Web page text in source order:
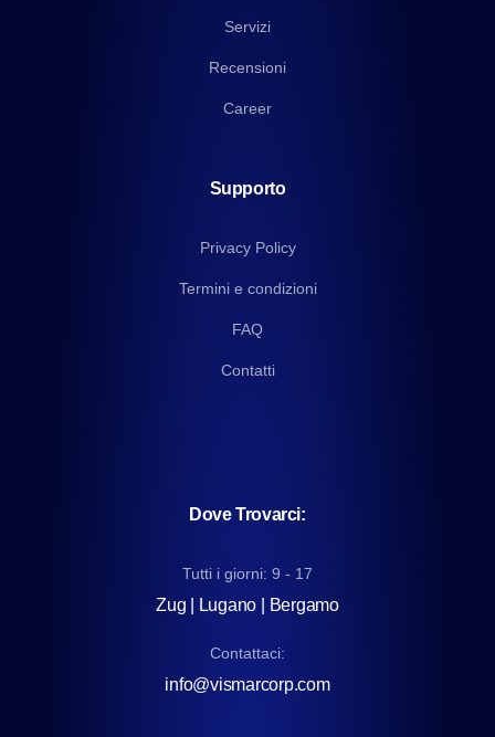
Servizi
Recensioni
Career
Supporto
Privacy Policy
Termini e condizioni
FAQ
Contatti
Dove Trovarci:
Tutti i giorni: 9 - 17
Zug | Lugano | Bergamo
Contattaci:
info@vismarcorp.com